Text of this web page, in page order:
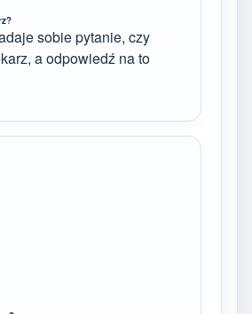
sobie pytanie, czy
a odpowiedź na to